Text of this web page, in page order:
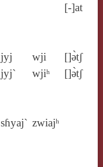
[‑]at
jyj
jyj`
wji
wjiʰ
[]ə̀tʃ
[]ə̀tʃ
sɦyaj` zwiajʰ